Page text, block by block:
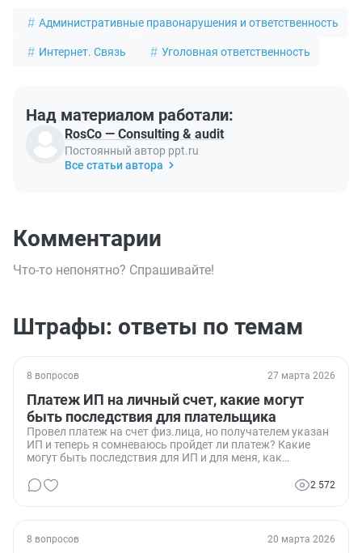
Административные правонарушения и ответственность
Интернет. Связь Уголовная ответственность
Над материалом работали:
RosCo — Consulting & audit
Постоянный автор ppt.ru
Все статьи автора
Комментарии
Что-то непонятно? Спрашивайте!
Штрафы: ответы по темам
8 вопросов 27 марта 2026
Платеж ИП на личный счет, какие могут
быть последствия для плательщика
Провел платеж на счет физ.лица, но получателем указан
ИП и теперь я сомневаюсь пройдет ли платеж? Какие
могут быть последствия для ИП и для меня, как
2 572
8 вопросов 20 марта 2026